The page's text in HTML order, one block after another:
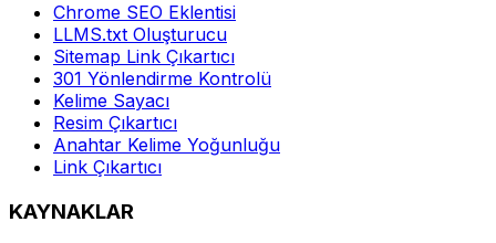
Chrome SEO Eklentisi
LLMS.txt Oluşturucu
Sitemap Link Çıkartıcı
301 Yönlendirme Kontrolü
Kelime Sayacı
Resim Çıkartıcı
Anahtar Kelime Yoğunluğu
Link Çıkartıcı
KAYNAKLAR